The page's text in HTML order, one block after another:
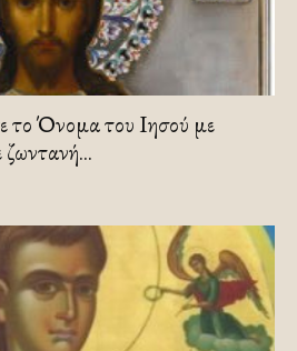
το Όνομα του Ιησού με